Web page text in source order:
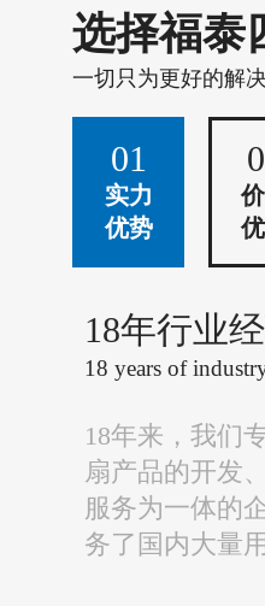
选择福泰
一切只为更好的解
01
实力
优势
18年行业
18 years of
18年来，我们
扇产品的开发
服务为一体的
务了国内大量